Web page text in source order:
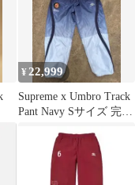
¥22,999
Supreme x Umbro Track
Pant Navy Sサイズ 完売